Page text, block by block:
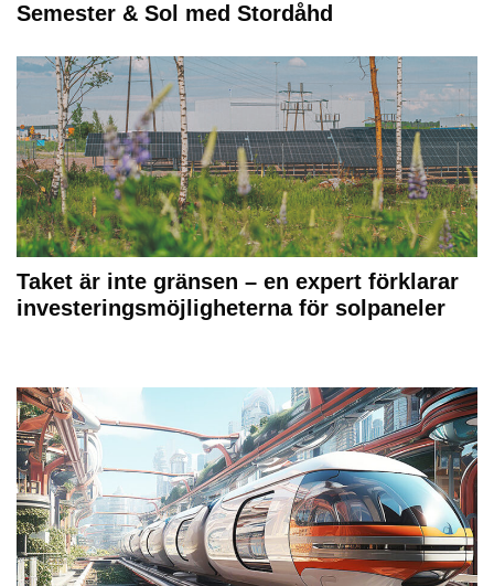
Semester & Sol med Stordåhd
Taket är inte gränsen – en expert förklarar
investeringsmöjligheterna för solpaneler